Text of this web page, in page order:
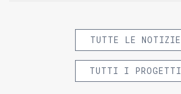
TUTTE LE NOTIZIE
TUTTI I PROGETTI